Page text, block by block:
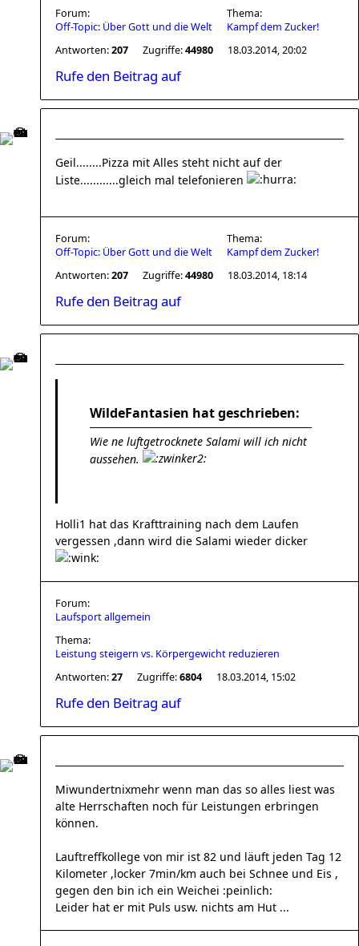
Forum:
Off-Topic: Über Gott und die Welt
Thema:
Kampf dem Zucker!
Antworten:207 Zugriffe:44980 18.03.2014, 20:02
Rufe den Beitrag auf
Geil........Pizza mit Alles steht nicht auf der
Liste............gleich mal telefonieren
Forum:
Off-Topic: Über Gott und die Welt
Thema:
Kampf dem Zucker!
Antworten:207 Zugriffe:44980 18.03.2014, 18:14
Rufe den Beitrag auf
WildeFantasien hat geschrieben:
Wie ne luftgetrocknete Salami will ich nicht
aussehen.
Holli1 hat das Krafttraining nach dem Laufen
vergessen ,dann wird die Salami wieder dicker
Forum:
Laufsport allgemein
Thema:
Leistung steigern vs. Körpergewicht reduzieren
Antworten:27 Zugriffe:6804 18.03.2014, 15:02
Rufe den Beitrag auf
Miwundertnixmehr wenn man das so alles liest was
alte Herrschaften noch für Leistungen erbringen
können.
Lauftreffkollege von mir ist 82 und läuft jeden Tag 12
Kilometer ,locker 7min/km auch bei Schnee und Eis ,
gegen den bin ich ein Weichei :peinlich:
Leider hat er mit Puls usw. nichts am Hut ...